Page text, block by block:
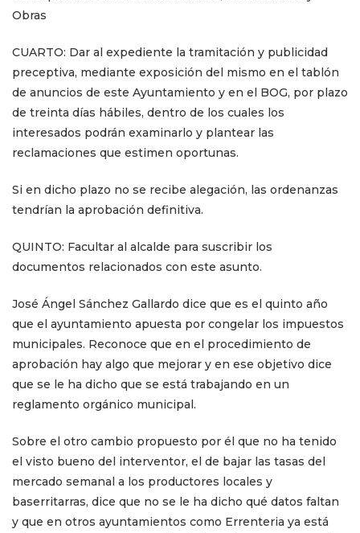
Obras
CUARTO: Dar al expediente la tramitación y publicidad
preceptiva, mediante exposición del mismo en el tablón
de anuncios de este Ayuntamiento y en el BOG, por plazo
de treinta días hábiles, dentro de los cuales los
interesados podrán examinarlo y plantear las
reclamaciones que estimen oportunas.
Si en dicho plazo no se recibe alegación, las ordenanzas
tendrían la aprobación definitiva.
QUINTO: Facultar al alcalde para suscribir los
documentos relacionados con este asunto.
José Ángel Sánchez Gallardo dice que es el quinto año
que el ayuntamiento apuesta por congelar los impuestos
municipales. Reconoce que en el procedimiento de
aprobación hay algo que mejorar y en ese objetivo dice
que se le ha dicho que se está trabajando en un
reglamento orgánico municipal.
Sobre el otro cambio propuesto por él que no ha tenido
el visto bueno del interventor, el de bajar las tasas del
mercado semanal a los productores locales y
baserritarras, dice que no se le ha dicho qué datos faltan
y que en otros ayuntamientos como Errenteria ya está